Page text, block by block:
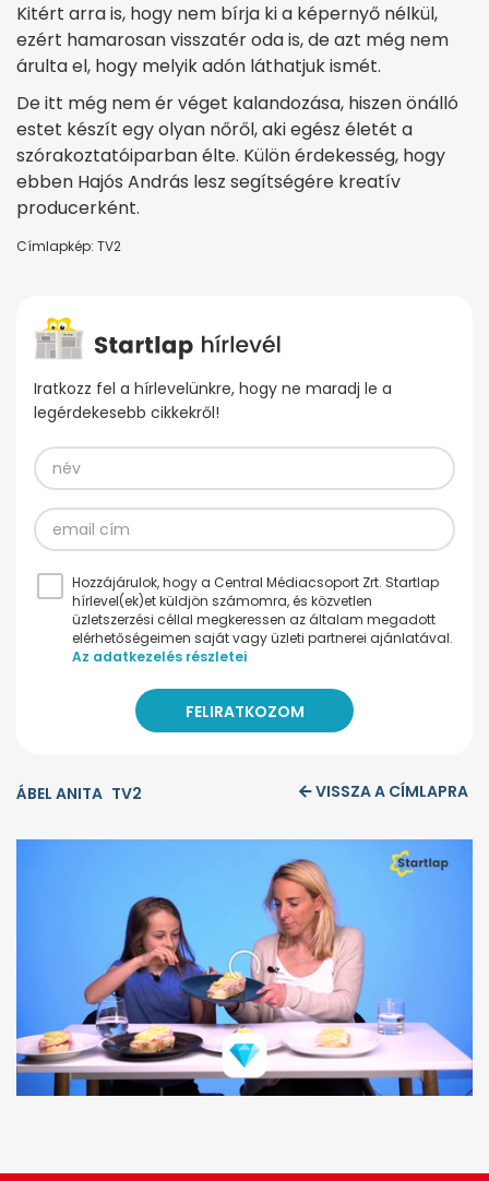
Kitért arra is, hogy nem bírja ki a képernyő nélkül,
ezért hamarosan visszatér oda is, de azt még nem
árulta el, hogy melyik adón láthatjuk ismét.
De itt még nem ér véget kalandozása, hiszen önálló
estet készít egy olyan nőről, aki egész életét a
szórakoztatóiparban élte. Külön érdekesség, hogy
ebben Hajós András lesz segítségére kreatív
producerként.
Címlapkép: TV2
Iratkozz fel a hírlevelünkre, hogy ne maradj le a
legérdekesebb cikkekről!
Hozzájárulok, hogy a Central Médiacsoport Zrt. Startlap
hírlevel(ek)et küldjön számomra, és közvetlen
üzletszerzési céllal megkeressen az általam megadott
elérhetőségeimen saját vagy üzleti partnerei ajánlatával.
Az adatkezelés részletei
ÁBEL ANITA TV2 VISSZA A CÍMLAPRA
seconds